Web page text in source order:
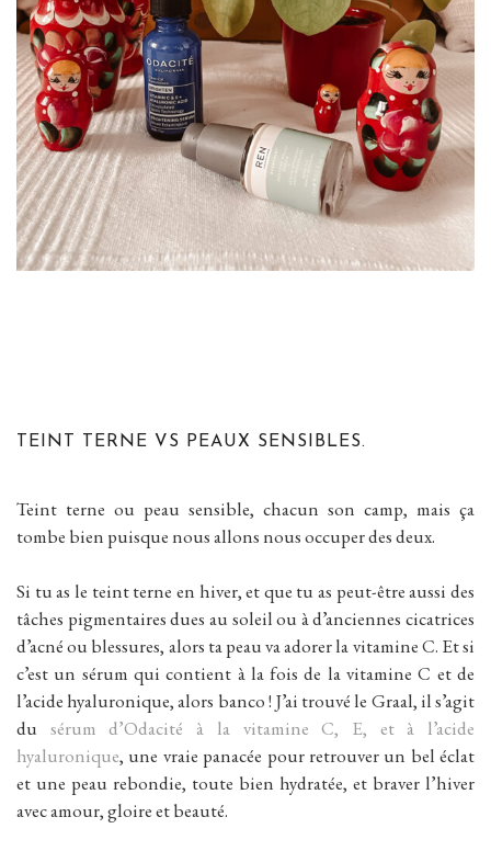
TEINT TERNE VS PEAUX SENSIBLES.
Teint terne ou peau sensible, chacun son camp, mais ça
tombe bien puisque nous allons nous occuper des deux.
Si tu as le teint terne en hiver, et que tu as peut-être aussi des
tâches pigmentaires dues au soleil ou à d’anciennes cicatrices
d’acné ou blessures, alors ta peau va adorer la vitamine C. Et si
c’est un sérum qui contient à la fois de la vitamine C et de
l’acide hyaluronique, alors banco ! J’ai trouvé le Graal, il s’agit
du sérum d’Odacité à la vitamine C, E, et à l’acide
hyaluronique, une vraie panacée pour retrouver un bel éclat
et une peau rebondie, toute bien hydratée, et braver l’hiver
avec amour, gloire et beauté.